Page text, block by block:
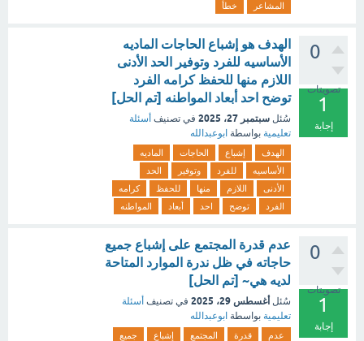
المشاعر
خطأ
0
تصويتات
1
إجابة
الهدف هو إشباع الحاجات الماديه
الأساسيه للفرد وتوفير الحد الأدنى
اللازم منها للحفظ كرامه الفرد
توضح احد أبعاد المواطنه [تم الحل]
سُئل سبتمبر 27، 2025 في تصنيف أسئلة
تعليمية بواسطة ابوعبدالله
الهدف إشباع الحاجات
الماديه
الأساسيه
للفرد وتوفير
الحد
الأدنى
اللازم منها للحفظ
كرامه
الفرد
توضح احد أبعاد المواطنه
0
تصويتات
1
إجابة
عدم قدرة المجتمع على إشباع جميع
حاجاته في ظل ندرة الموارد المتاحة
لديه هي~ [تم الحل]
سُئل أغسطس 29، 2025 في تصنيف أسئلة
تعليمية بواسطة ابوعبدالله
عدم قدرة المجتمع إشباع
جميع